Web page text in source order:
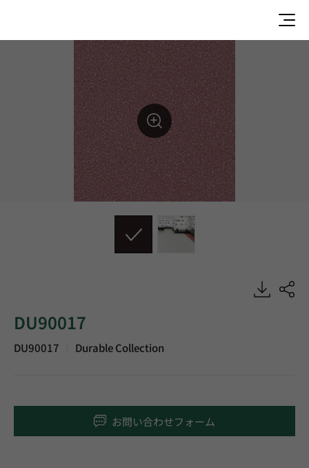
DU90017, Durable, Heterogeneous Sheet, HFLOR
DU90017
DU90017 Durable Collection
お問い合わせフォーム